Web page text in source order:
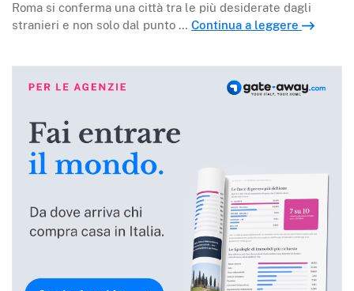
Roma si conferma una città tra le più desiderate dagli
stranieri e non solo dal punto … Continua a leggere